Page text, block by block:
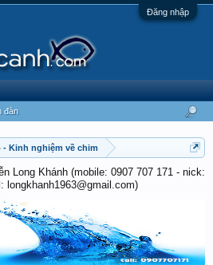
Đăng nhập
Kinh nghiệm về chim
Long Khánh (mobile: 0907 707 171 - nick:
longkhanh1963@gmail.com)
đàn